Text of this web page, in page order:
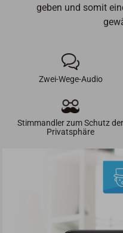
geben und somit
Zwei-Wege-Audio
Stimmandler zum Schutz der
Privatsphäre